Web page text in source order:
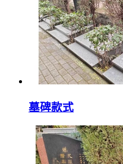
墓碑款式